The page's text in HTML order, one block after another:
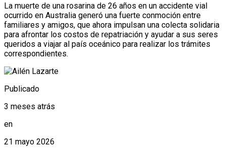
La muerte de una rosarina de 26 años en un accidente vial
ocurrido en Australia generó una fuerte conmoción entre
familiares y amigos, que ahora impulsan una colecta solidaria
para afrontar los costos de repatriación y ayudar a sus seres
queridos a viajar al país oceánico para realizar los trámites
correspondientes.
Publicado
3 meses atrás
en
21 mayo 2026